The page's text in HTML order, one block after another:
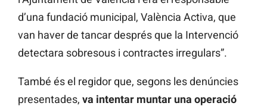
d’una fundació municipal, València Activa, que
van haver de tancar després que la Intervenció
detectara sobresous i contractes irregulars”.
També és el regidor que, segons les denúncies
presentades, va intentar muntar una operació